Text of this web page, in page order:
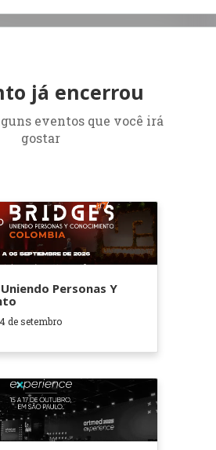
já encerrou
eventos que você irá
gostar
Personas Y
de setembro